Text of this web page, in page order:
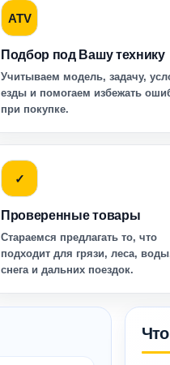
ATV
Подбор под Вашу технику
Учитываем модель, задачу,
езды и помогаем избежать
при покупке.
✓
Проверенные товары
Стараемся предлагать то, что
подходит для грязи, леса,
снега и дальних поездок.